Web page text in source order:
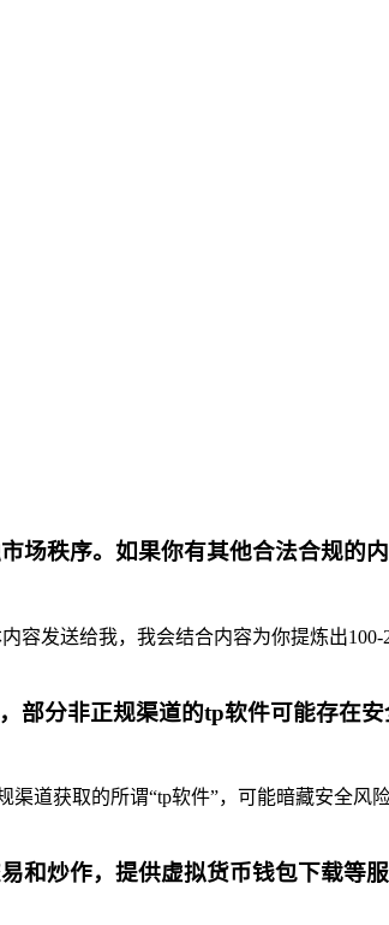
场秩序。如果你有其他合法合规的
发送给我，我会结合内容为你提炼出100-
分非正规渠道的tp软件可能存在
道获取的所谓“tp软件”，可能暗藏安全风
炒作，提供虚拟货币钱包下载等